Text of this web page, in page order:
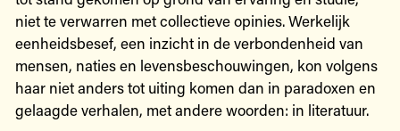
niet te verwarren met collectieve opinies. Werkelijk
eenheidsbesef, een inzicht in de verbondenheid van
mensen, naties en levensbeschouwingen, kon volgens
haar niet anders tot uiting komen dan in paradoxen en
gelaagde verhalen, met andere woorden: in literatuur.